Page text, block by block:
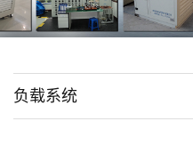
负载系统